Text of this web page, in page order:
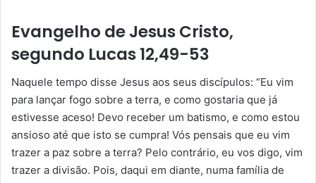
Evangelho de Jesus Cristo,
segundo Lucas 12,49-53
Naquele tempo disse Jesus aos seus discípulos: “Eu vim
para lançar fogo sobre a terra, e como gostaria que já
estivesse aceso! Devo receber um batismo, e como estou
ansioso até que isto se cumpra! Vós pensais que eu vim
trazer a paz sobre a terra? Pelo contrário, eu vos digo, vim
trazer a divisão. Pois, daqui em diante, numa família de